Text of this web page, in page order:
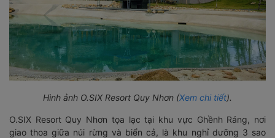
Hình ảnh O.SIX Resort Quy Nhơn (Xem chi tiết).
O.SIX Resort Quy Nhơn tọa lạc tại khu vực Ghềnh Ráng, nơi
giao thoa giữa núi rừng và biển cả, là khu nghỉ dưỡng 3 sao